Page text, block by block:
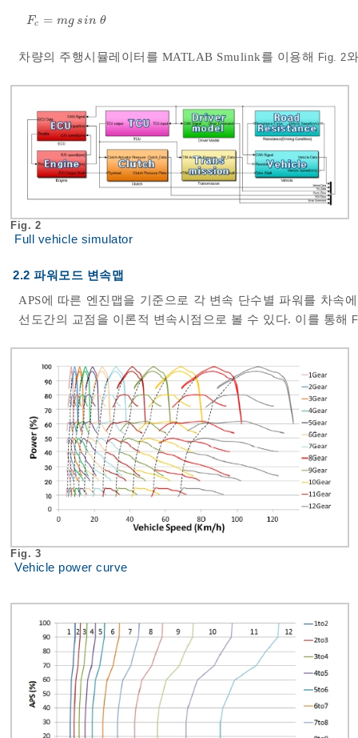
Fc = mg sin θ
Fc=m gsinθ
차량의 주행시뮬레이터를 MATLAB Smulink를 이용해 Fig. 2
Fig. 2
Full vehicle simulator
2.2 파워모드 변속맵
APS에 따른 엔진맵을 기준으로 각 변속 단수별 파워를 차속
선도간의 교점을 이론적 변속시점으로 볼 수 있다. 이를 통해
Fig. 3
Vehicle power curve